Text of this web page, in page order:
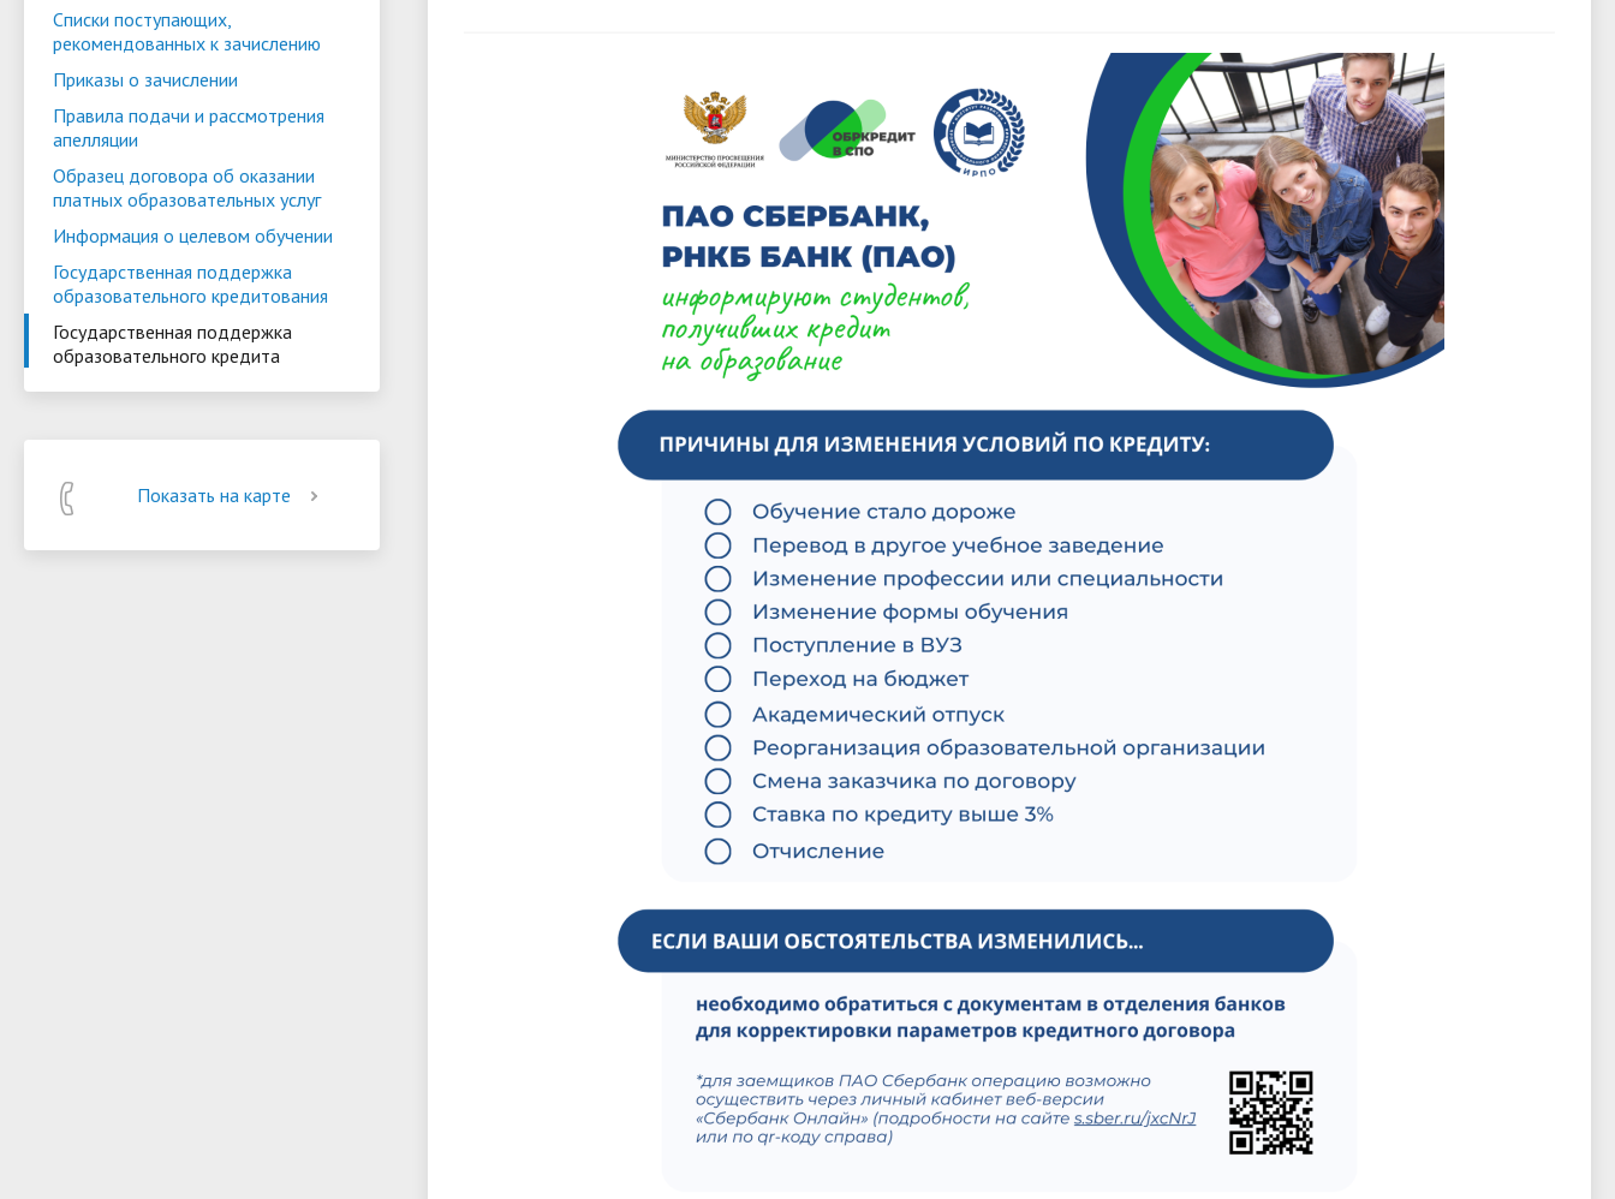
Списки поступающих,
рекомендованных к зачислению
Приказы о зачислении
Правила подачи и рассмотрения
апелляции
Образец договора об оказании
платных образовательных услуг
Информация о целевом обучении
Государственная поддержка
образовательного кредитования
Государственная поддержка
образовательного кредита
Показать на карте